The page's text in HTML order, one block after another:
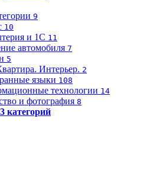
9
10
и 1C 11
автомобиля 7
5
Интерьер. 2
языки 108
технологии 14
и фотография 8
категорий